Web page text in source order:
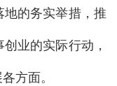
地的务实举措，推
业的实际行动，
方面。